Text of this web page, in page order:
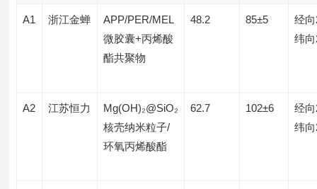
A1 浙江金蝉
APP/PER/MEL
微胶囊+丙烯酸
酯共聚物
48.2 85±5
经
纬
A2 江苏恒力
Mg(OH)₂@SiO₂
核壳纳米粒子/
环氧丙烯酸酯
62.7 102±6
经
纬